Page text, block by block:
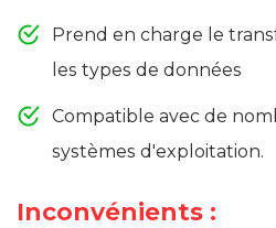
Prend en charge le
les types de données
Compatible avec de
systèmes d'exploitation.
Inconvénients :